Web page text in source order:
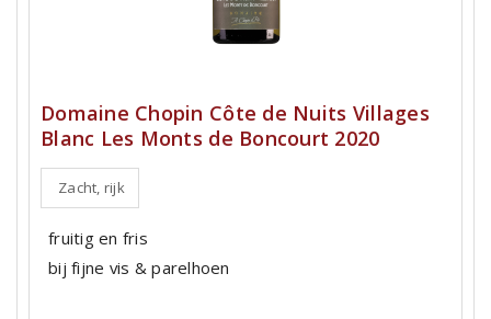
Domaine Chopin Côte de Nuits Villages
Blanc Les Monts de Boncourt 2020
Zacht, rijk
fruitig en fris
bij fijne vis & parelhoen